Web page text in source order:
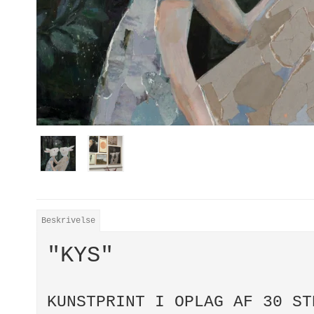
Beskrivelse
"KYS"
KUNSTPRINT I OPLAG AF 30